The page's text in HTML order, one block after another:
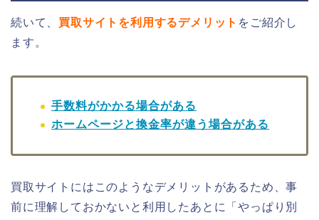
続いて、 買取サイトを利用するデメリット をご紹介し
ます。
手数料がかかる場合がある
ホームページと換金率が違う場合がある
買取サイトにはこのようなデメリットがあるため、事
前に理解しておかないと利用したあとに「やっぱり別